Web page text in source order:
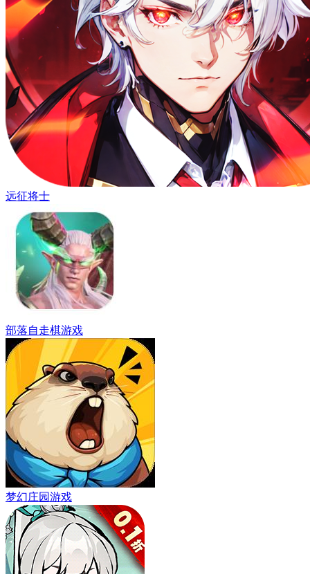
远征将士
部落自走棋游戏
梦幻庄园游戏